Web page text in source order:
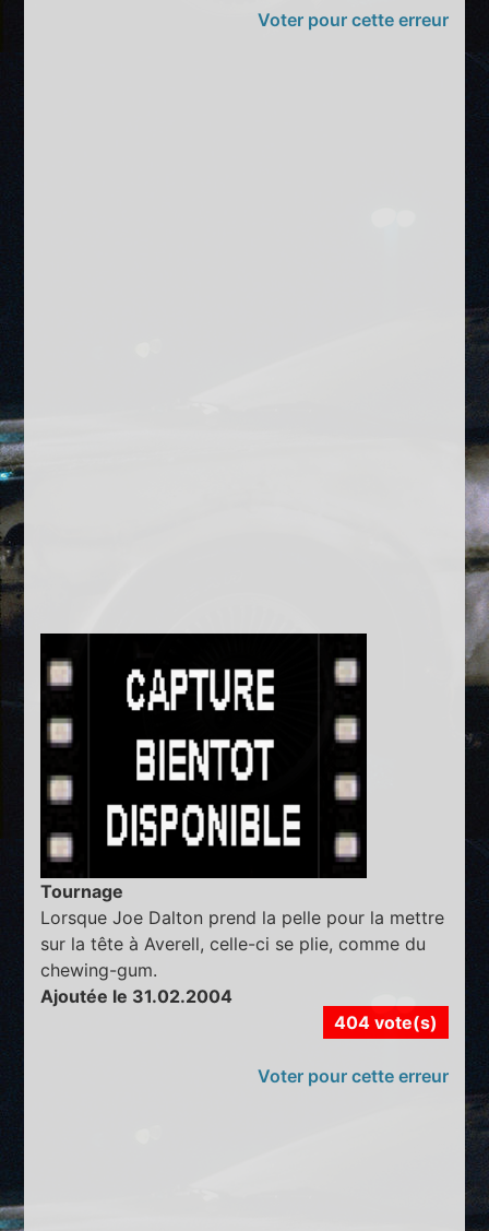
Voter pour cette erreur
Tournage
Lorsque Joe Dalton prend la pelle pour la mettre
sur la tête à Averell, celle-ci se plie, comme du
chewing-gum.
Ajoutée le 31.02.2004
404 vote(s)
Voter pour cette erreur